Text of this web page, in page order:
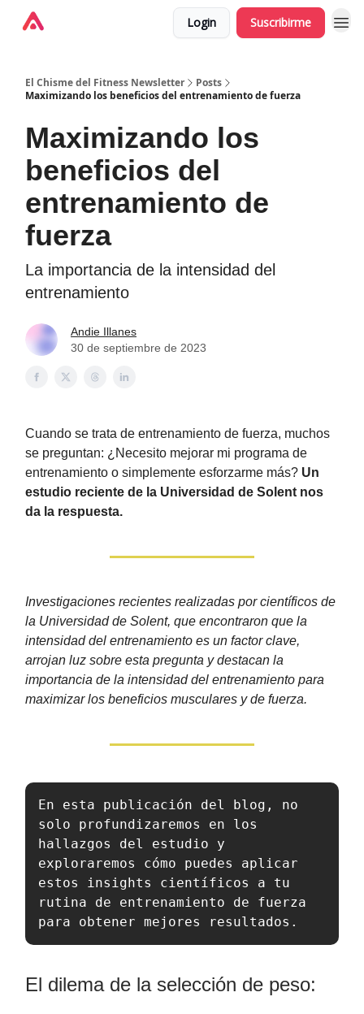
Login Suscribirme
El Chisme del Fitness Newsletter
Posts
Maximizando los beneficios del entrenamiento de fuerza
Maximizando los
beneficios del
entrenamiento de
fuerza
La importancia de la intensidad del
entrenamiento
Andie Illanes
30 de septiembre de 2023
Cuando se trata de entrenamiento de fuerza, muchos
se preguntan: ¿Necesito mejorar mi programa de
entrenamiento o simplemente esforzarme más? Un
estudio reciente de la Universidad de Solent nos
da la respuesta.
Investigaciones recientes realizadas por científicos de
la Universidad de Solent, que encontraron que la
intensidad del entrenamiento es un factor clave,
arrojan luz sobre esta pregunta y destacan la
importancia de la intensidad del entrenamiento para
maximizar los beneficios musculares y de fuerza.
En esta publicación del blog, no
solo profundizaremos en los
hallazgos del estudio y
exploraremos cómo puedes aplicar
estos insights científicos a tu
rutina de entrenamiento de fuerza
para obtener mejores resultados.
El dilema de la selección de peso: